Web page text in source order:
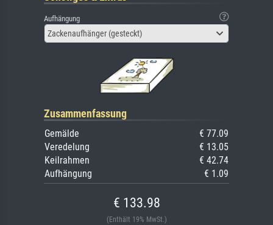
Aufhängung
Zackenaufhänger (gesteckt)
Zusammenfassung
Gemälde
€ 77.09
Veredelung
€ 13.05
Keilrahmen
€ 42.74
Aufhängung
€ 1.09
€ 133.98
(Enthält 19% MwSt.)